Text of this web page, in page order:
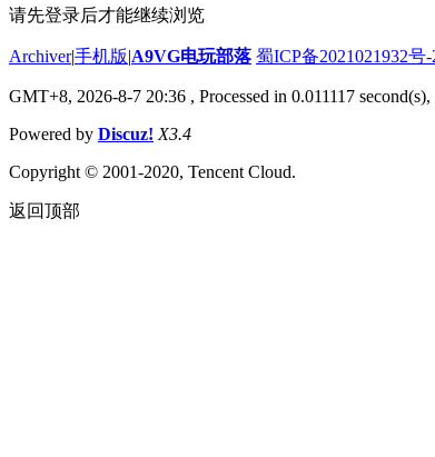
请先登录后才能继续浏览
Archiver|手机版|A9VG电玩部落 蜀ICP备2021021932号-
GMT+8, 2026-8-7 20:36 , Processed in 0.011117
Powered by Discuz! X3.4
Copyright © 2001-2020, Tencent Cloud.
返回顶部